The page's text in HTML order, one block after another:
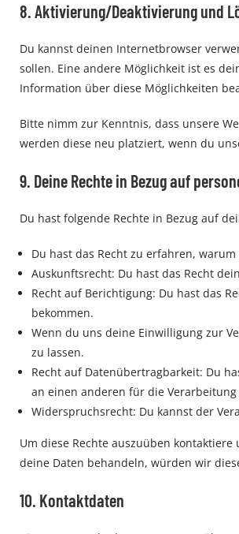
8. Aktivierung/Deaktivierung und
Du kannst deinen Internetbrowser
sollen. Eine andere Möglichkeit ist es
Information über diese Möglichkeiten
Bitte nimm zur Kenntnis, dass unsere
werden diese neu platziert, wenn du
9. Deine Rechte in Bezug auf
Du hast folgende Rechte in Bezug auf
Du hast das Recht zu erfahren,
Auskunftsrecht: Du hast das Recht
Recht auf Berichtigung: Du hast das
bekommen.
Wenn du uns deine Einwilligung zur
zu lassen.
Recht auf Datenübertragbarkeit: Du
an einen anderen für die
Widerspruchsrecht: Du kannst der
Um diese Rechte auszuüben
deine Daten behandeln, würden wir
10. Kontaktdaten